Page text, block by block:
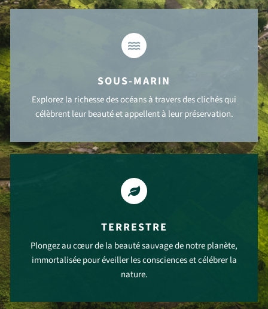

SOUS-MARIN
Explorez la richesse des océans à travers des clichés qui
célèbrent leur beauté et appellent à leur préservation.

TERRESTRE
Plongez au cœur de la beauté sauvage de notre planète,
immortalisée pour éveiller les consciences et célébrer la
nature.